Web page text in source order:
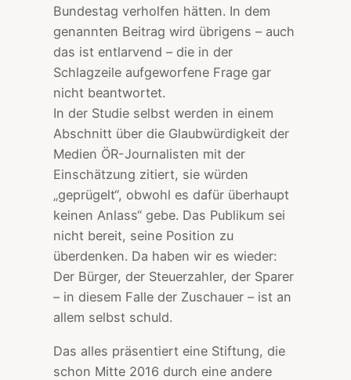
Bundestag verholfen hätten. In dem
genannten Beitrag wird übrigens – auch
das ist entlarvend – die in der
Schlagzeile aufgeworfene Frage gar
nicht beantwortet.
In der Studie selbst werden in einem
Abschnitt über die Glaubwürdigkeit der
Medien ÖR-Journalisten mit der
Einschätzung zitiert, sie würden
„geprügelt“, obwohl es dafür überhaupt
keinen Anlass“ gebe. Das Publikum sei
nicht bereit, seine Position zu
überdenken. Da haben wir es wieder:
Der Bürger, der Steuerzahler, der Sparer
– in diesem Falle der Zuschauer – ist an
allem selbst schuld.
Das alles präsentiert eine Stiftung, die
schon Mitte 2016 durch eine andere